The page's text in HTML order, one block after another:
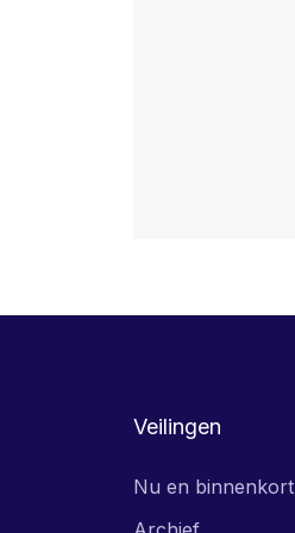
Veilingen
Nu en binnenkort